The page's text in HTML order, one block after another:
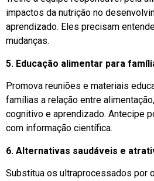
impactos da nutrição no
aprendizado. Eles precisam
mudanças.
5. Educação alimentar para
Promova reuniões e materiais
famílias a relação entre
cognitivo e aprendizado. Antecipe
com informação científica.
6. Alternativas saudáveis e
Substitua os ultraprocessados por